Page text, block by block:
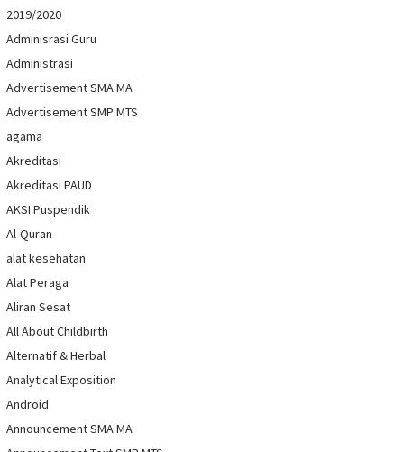
2019/2020
Adminisrasi Guru
Administrasi
Advertisement SMA MA
Advertisement SMP MTS
agama
Akreditasi
Akreditasi PAUD
AKSI Puspendik
Al-Quran
alat kesehatan
Alat Peraga
Aliran Sesat
All About Childbirth
Alternatif & Herbal
Analytical Exposition
Android
Announcement SMA MA